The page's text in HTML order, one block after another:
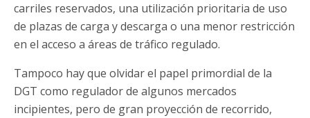
carriles reservados, una utilización prioritaria de uso
de plazas de carga y descarga o una menor restricción
en el acceso a áreas de tráfico regulado.
Tampoco hay que olvidar el papel primordial de la
DGT como regulador de algunos mercados
incipientes, pero de gran proyección de recorrido,